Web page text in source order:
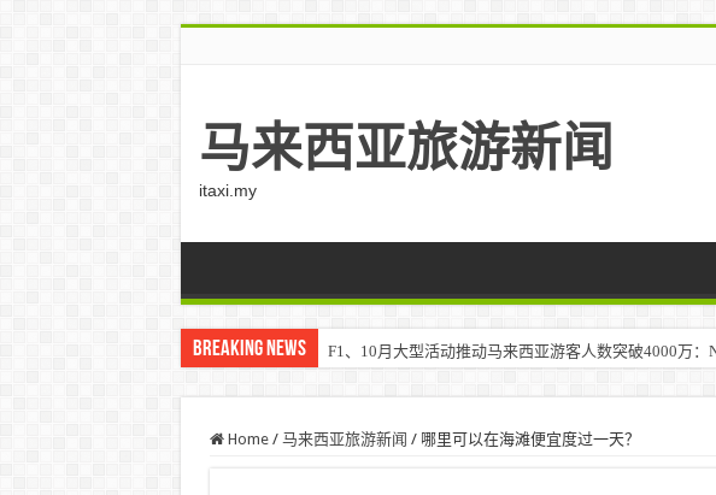
马来西亚旅游新闻
itaxi.my
Breaking News F1、10月大型活动推动马来西亚游客人数突破4000万：
Home / 马来西亚旅游新闻 / 哪里可以在海滩便宜度过一天？